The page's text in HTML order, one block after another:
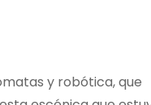
y robótica, que